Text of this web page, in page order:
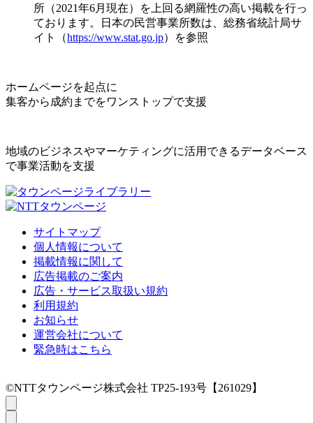
所（2021年6月現在）を上回る網羅性の高い掲載を行っ
ております。日本の民営事業所数は、総務省統計局サ
イト（https://www.stat.go.jp）を参照
ホームページを起点に
集客から成約までをワンストップで支援
地域のビジネスやマーケティングに活用できるデータベース
で事業活動を支援
サイトマップ
個人情報について
掲載情報に関して
広告掲載のご案内
広告・サービス取扱い規約
利用規約
お知らせ
運営会社について
緊急時はこちら
©NTTタウンページ株式会社 TP25-193号【261029】